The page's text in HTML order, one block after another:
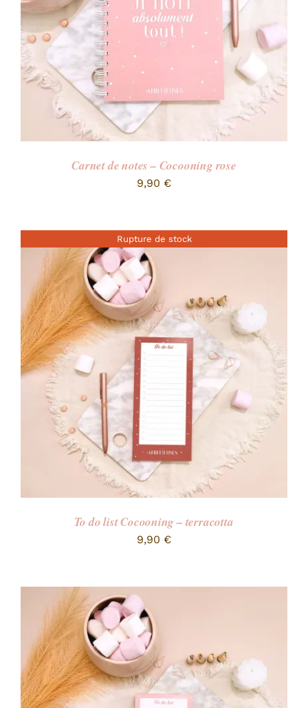
Carnet de notes – Cocooning rose
9,90 €
Rupture de stock
To do list Cocooning – terracotta
9,90 €